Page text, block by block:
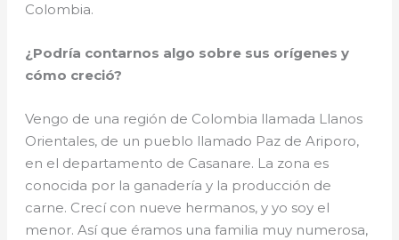
Colombia.
¿Podría contarnos algo sobre sus orígenes y
cómo creció?
Vengo de una región de Colombia llamada Llanos
Orientales, de un pueblo llamado Paz de Ariporo,
en el departamento de Casanare. La zona es
conocida por la ganadería y la producción de
carne. Crecí con nueve hermanos, y yo soy el
menor. Así que éramos una familia muy numerosa,